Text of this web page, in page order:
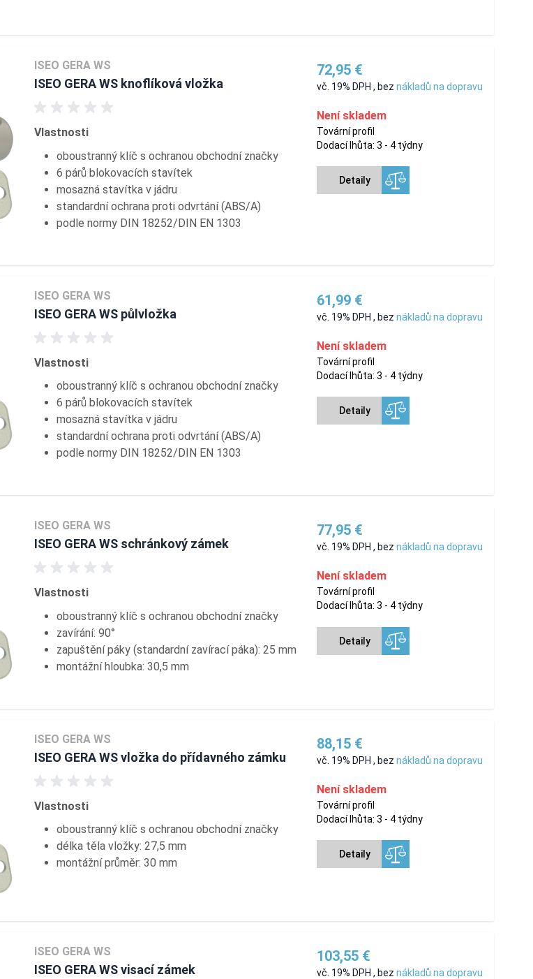
ISEO GERA WS
ISEO GERA WS knoflíková vložka
Vlastnosti
oboustranný klíč s ochranou obchodní značky
6 párů blokovacích stavítek
mosazná stavítka v jádru
standardní ochrana proti odvrtání (ABS/A)
podle normy DIN 18252/DIN EN 1303
72,95 €
vč. 19% DPH , bez nákladů na dopravu
Není skladem
Tovární profil
Dodací lhůta: 3 - 4 týdny
Detaily
ISEO GERA WS
ISEO GERA WS půlvložka
Vlastnosti
oboustranný klíč s ochranou obchodní značky
6 párů blokovacích stavítek
mosazná stavítka v jádru
standardní ochrana proti odvrtání (ABS/A)
podle normy DIN 18252/DIN EN 1303
61,99 €
vč. 19% DPH , bez nákladů na dopravu
Není skladem
Tovární profil
Dodací lhůta: 3 - 4 týdny
Detaily
ISEO GERA WS
ISEO GERA WS schránkový zámek
Vlastnosti
oboustranný klíč s ochranou obchodní značky
zavírání: 90°
zapuštění páky (standardní zavírací páka): 25 mm
montážní hloubka: 30,5 mm
77,95 €
vč. 19% DPH , bez nákladů na dopravu
Není skladem
Tovární profil
Dodací lhůta: 3 - 4 týdny
Detaily
ISEO GERA WS
ISEO GERA WS vložka do přídavného zámku
Vlastnosti
oboustranný klíč s ochranou obchodní značky
délka těla vložky: 27,5 mm
montážní průměr: 30 mm
88,15 €
vč. 19% DPH , bez nákladů na dopravu
Není skladem
Tovární profil
Dodací lhůta: 3 - 4 týdny
Detaily
ISEO GERA WS
ISEO GERA WS visací zámek
103,55 €
vč. 19% DPH , bez nákladů na dopravu